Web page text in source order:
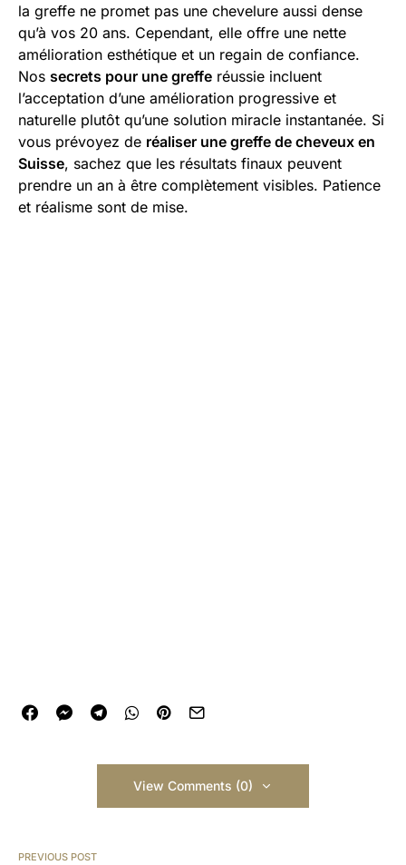
la greffe ne promet pas une chevelure aussi dense
qu’à vos 20 ans. Cependant, elle offre une nette
amélioration esthétique et un regain de confiance.
Nos secrets pour une greffe réussie incluent
l’acceptation d’une amélioration progressive et
naturelle plutôt qu’une solution miracle instantanée. Si
vous prévoyez de réaliser une greffe de cheveux en
Suisse, sachez que les résultats finaux peuvent
prendre un an à être complètement visibles. Patience
et réalisme sont de mise.
View Comments (0)
PREVIOUS POST